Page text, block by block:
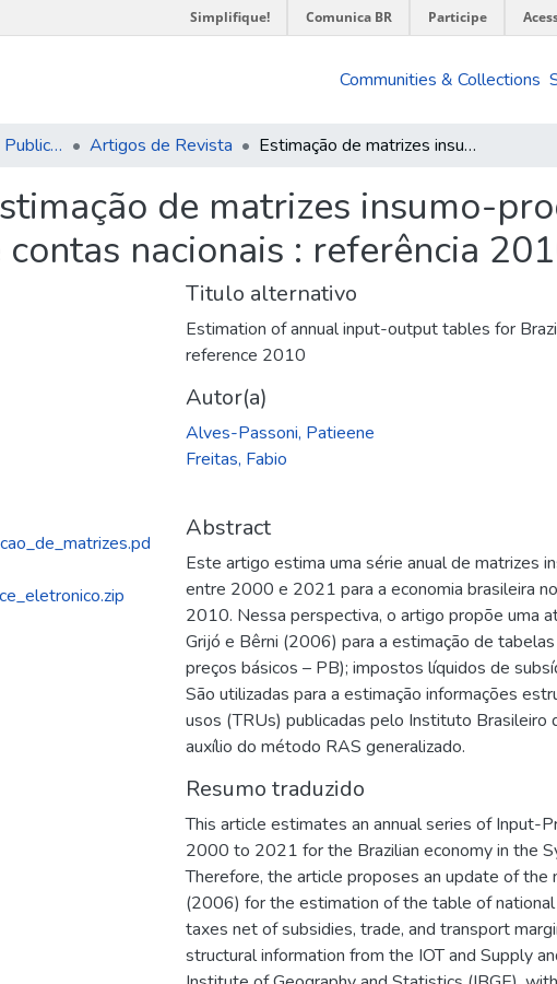
Simplifique! Comunica BR Participe
Communities & Collections
Navegar por Tipo de Publicação Artigos de Revista Estimação de matrizes insumo-produto anuais para o Brasil no sistema de contas nacionais : referência 2010
de matrizes insumo-
nacionais : referência
Titulo alternativo
Estimation of annual input-output tables for
reference 2010
Autor(a)
Alves-Passoni, Patieene
Freitas, Fabio
Abstract
Este artigo estima uma série anual de matrizes
entre 2000 e 2021 para a economia brasileira
2010. Nessa perspectiva, o artigo propõe uma
Grijó e Bêrni (2006) para a estimação de
preços básicos – PB); impostos líquidos de
São utilizadas para a estimação informações
usos (TRUs) publicadas pelo Instituto Brasileiro
auxílio do método RAS generalizado.
Resumo traduzido
This article estimates an annual series of Input-
2000 to 2021 for the Brazilian economy in the
Therefore, the article proposes an update of
(2006) for the estimation of the table of
taxes net of subsidies, trade, and transport
structural information from the IOT and Supply